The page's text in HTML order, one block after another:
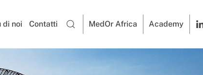
di noi Contatti MedOr Africa Academy